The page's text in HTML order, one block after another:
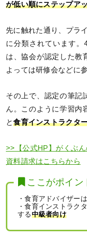
が低い順にステップア
先に触れた通り、プラ
に分類されています
は、協会が認定した教
よっては研修会などに
その上で、認定の筆記
ん。このように学習内
と食育インストラクタ
>>【公式HP】がくぶ
資料請求はこちらから
ここがポイン
・食育アドバイザー
・食育インストラク
する中級者向け